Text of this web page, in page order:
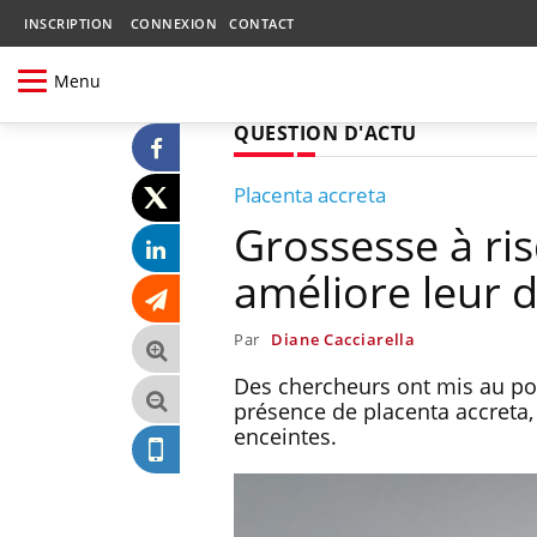
INSCRIPTION CONNEXION CONTACT
Menu
QUESTION D'ACTU
Placenta accreta
Grossesse à
améliore leur
Par Diane Cacciarella
Des chercheurs ont mis au
présence de placenta
enceintes.